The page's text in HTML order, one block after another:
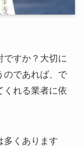
ですか？大切に
のであれば、で
くれる業者に依
多くあります